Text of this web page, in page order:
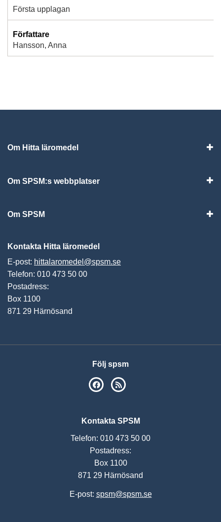
Första upplagan
Författare
Hansson, Anna
Om Hitta läromedel
Om SPSM:s webbplatser
Om SPSM
Kontakta Hitta läromedel
E-post: hittalaromedel@spsm.se
Telefon: 010 473 50 00
Postadress:
Box 1100
871 29 Härnösand
Följ spsm
SPSM på Facebook
Kontakta SPSM
Telefon: 010 473 50 00
Postadress:
Box 1100
871 29 Härnösand
E-post: spsm@spsm.se